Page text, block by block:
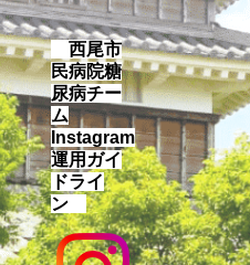
西尾市
民病院糖
尿病チー
ム
Instagram
運用ガイ
ドライ
ン